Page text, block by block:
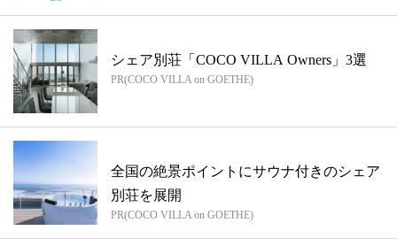
シェア別荘「COCO VILLA Owners」3選
PR(COCO VILLA on GOETHE)
全国の絶景ポイントにサウナ付きのシェア
別荘を展開
PR(COCO VILLA on GOETHE)